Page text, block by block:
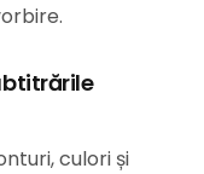
culori și